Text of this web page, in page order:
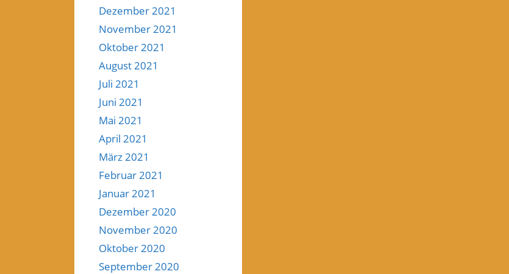
Dezember 2021
November 2021
Oktober 2021
August 2021
Juli 2021
Juni 2021
Mai 2021
April 2021
März 2021
Februar 2021
Januar 2021
Dezember 2020
November 2020
Oktober 2020
September 2020